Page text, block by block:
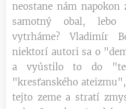
neostane nám
samotný obal, lebo
vytrháme? Vladimír
niektorí autori sa o
a vyústilo to do
"kresťanského
tejto zeme a stratí